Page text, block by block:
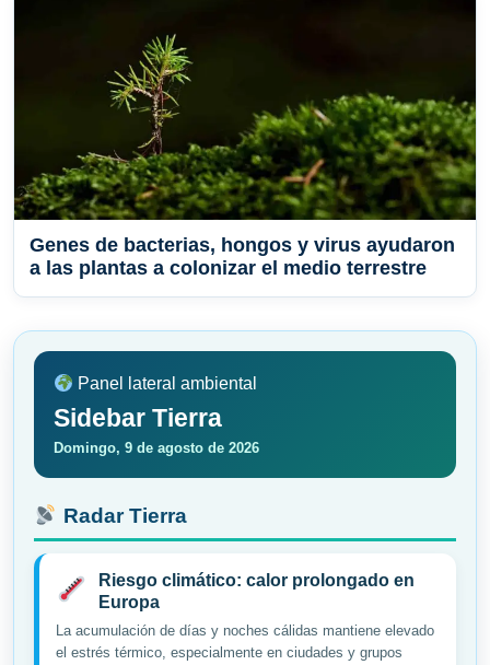
Genes de bacterias, hongos y virus ayudaron
a las plantas a colonizar el medio terrestre
Panel lateral ambiental
Sidebar Tierra
Domingo, 9 de agosto de 2026
Radar Tierra
Riesgo climático: calor prolongado en
Europa
La acumulación de días y noches cálidas mantiene elevado
el estrés térmico, especialmente en ciudades y grupos